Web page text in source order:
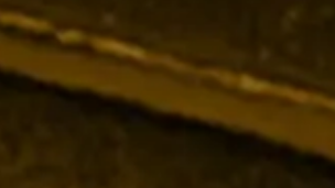
関東中央営業所 関東中央物流センター